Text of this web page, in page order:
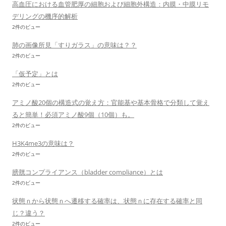
高血圧における血管肥厚の細胞および細胞外構造：内膜・中膜リモ
デリングの機序的解析
2件のビュー
肺の画像所見「すりガラス」の意味は？？
2件のビュー
「仮予定」とは
2件のビュー
アミノ酸20個の構造式の覚え方：官能基や基本骨格で分類して覚え
ると簡単！必須アミノ酸9個（10個）も。
2件のビュー
H3K4me3の意味は？
2件のビュー
膀胱コンプライアンス（bladder compliance）とは
2件のビュー
状態ｎから状態ｎへ遷移する確率は、状態ｎに存在する確率と同
じ？違う？
2件のビュー